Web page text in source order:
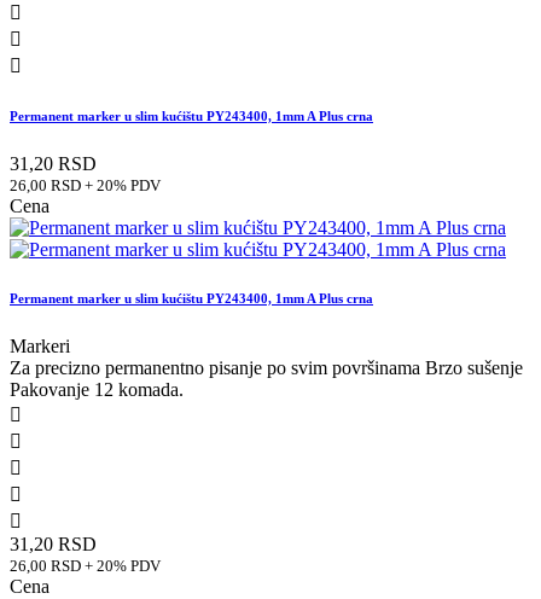



Permanent marker u slim kućištu PY243400, 1mm A Plus crna
31,20 RSD
26,00 RSD + 20% PDV
Cena
Permanent marker u slim kućištu PY243400, 1mm A Plus crna
Markeri
Za precizno permanentno pisanje po svim površinama Brzo sušenje
Pakovanje 12 komada.





31,20 RSD
26,00 RSD + 20% PDV
Cena